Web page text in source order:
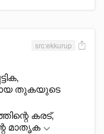
src:ekkurup
തുകയുടെ
കരട്,
മാതൃക